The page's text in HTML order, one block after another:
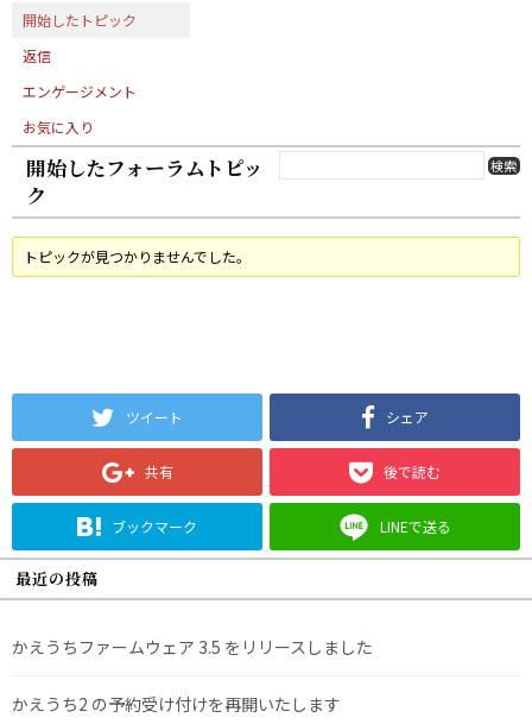
開始したトピック
返信
エンゲージメント
お気に入り
開始したフォーラムトピッ
ク
トピックが見つかりませんでした。
ツイート シェア
共有 後で読む
ブックマーク LINEで送る
最近の投稿
かえうちファームウェア 3.5 をリリースしました
かえうち2 の予約受け付けを再開いたします